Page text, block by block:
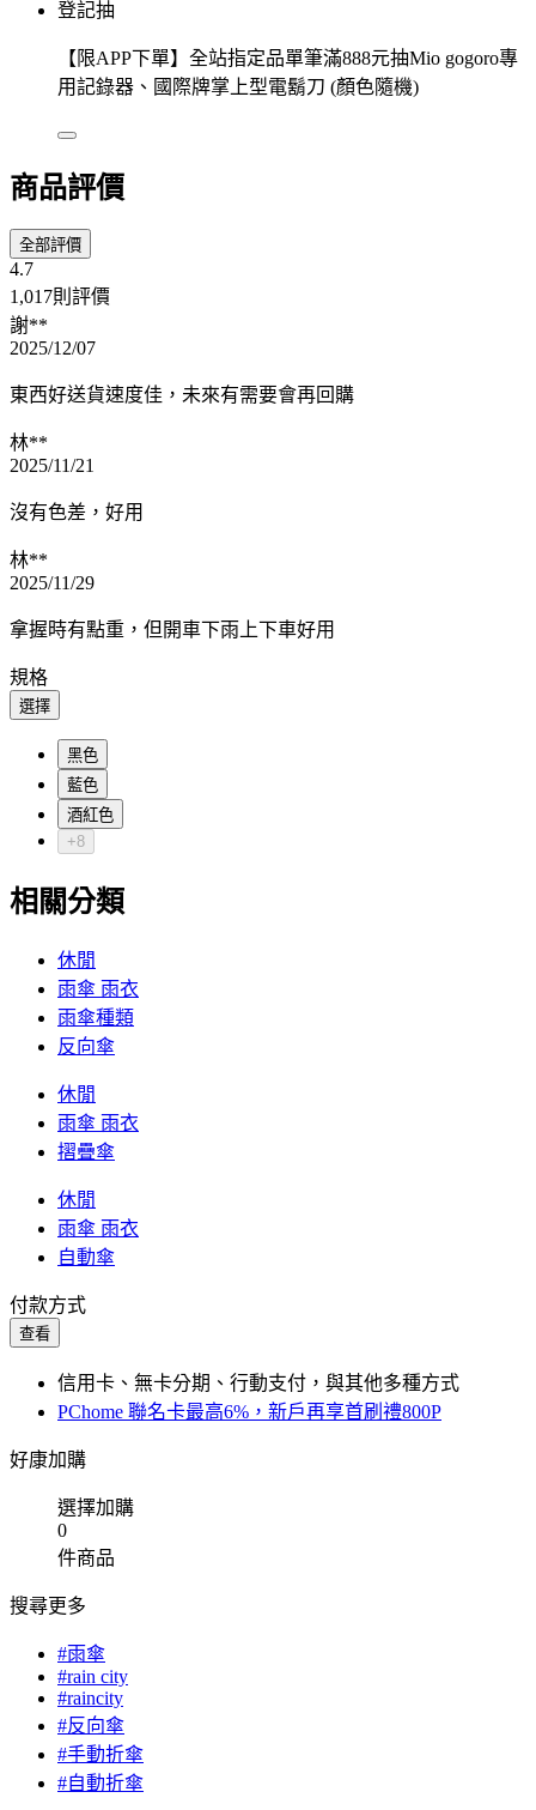
登記抽
【限APP下單】全站指定品單筆滿888元抽Mio gogoro專
用記錄器、國際牌掌上型電鬍刀 (顏色隨機)
商品評價
全部評價
4.7
1,017則評價
謝**
2025/12/07
東西好送貨速度佳，未來有需要會再回購
林**
2025/11/21
沒有色差，好用
林**
2025/11/29
拿握時有點重，但開車下雨上下車好用
規格
選擇
黑色
藍色
酒紅色
+8
相關分類
休閒
雨傘 雨衣
雨傘種類
反向傘
休閒
雨傘 雨衣
摺疊傘
休閒
雨傘 雨衣
自動傘
付款方式
查看
信用卡、無卡分期、行動支付，與其他多種方式
PChome 聯名卡最高6%，新戶再享首刷禮800P
好康加購
選擇加購
0
件商品
搜尋更多
#雨傘
#rain city
#raincity
#反向傘
#手動折傘
#自動折傘